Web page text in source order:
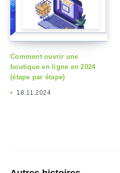
Comment ouvrir une
boutique en ligne en 2024
(étape par étape)
18.11.2024